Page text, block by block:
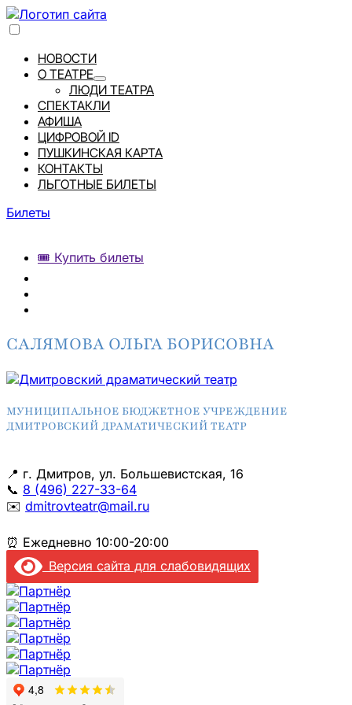
НОВОСТИ
О ТЕАТРЕ
ЛЮДИ ТЕАТРА
СПЕКТАКЛИ
АФИША
ЦИФРОВОЙ ID
ПУШКИНСКАЯ КАРТА
КОНТАКТЫ
ЛЬГОТНЫЕ БИЛЕТЫ
Билеты
🎟️ Купить билеты
САЛЯМОВА ОЛЬГА БОРИСОВНА
МУНИЦИПАЛЬНОЕ БЮДЖЕТНОЕ УЧРЕЖДЕНИЕ
ДМИТРОВСКИЙ ДРАМАТИЧЕСКИЙ ТЕАТР
📍 г. Дмитров, ул. Большевистская, 16
📞 8 (496) 227-33-64
✉️ dmitrovteatr@mail.ru
⏰ Ежедневно 10:00-20:00
Версия сайта для слабовидящих